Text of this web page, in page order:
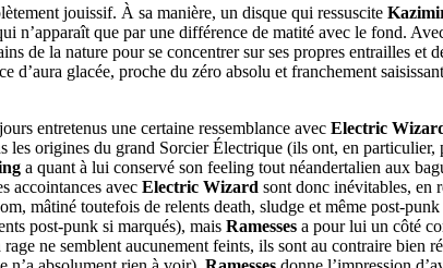
jouissif. À sa manière, un disque qui ressuscite
n’apparaît que par une différence de matité avec le fond.
de la nature pour se concentrer sur ses propres entrailles
d’aura glacée, proche du zéro absolu et franchement
entretenus une certaine ressemblance avec Electric
les origines du grand Sorcier Électrique (ils ont, en particulier,
a quant à lui conservé son feeling tout néandertalien aux
accointances avec Electric Wizard sont donc inévitables, en
mâtiné toutefois de relents death, sludge et même post-
post-punk si marqués), mais Ramesses a pour lui un côté
ne semblent aucunement feints, ils sont au contraire bien